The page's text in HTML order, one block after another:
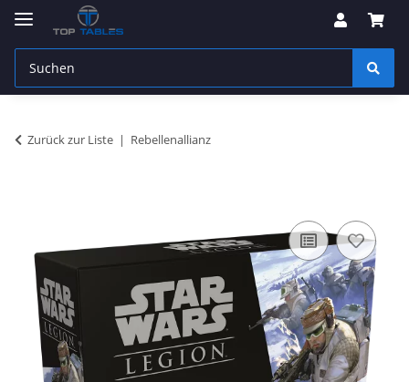
Zurück zur Liste Rebellenallianz